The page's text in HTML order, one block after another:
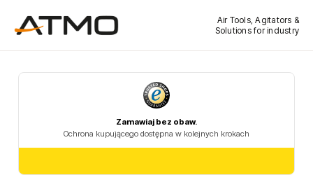
Air Tools, Agitators &
Solutions for industry